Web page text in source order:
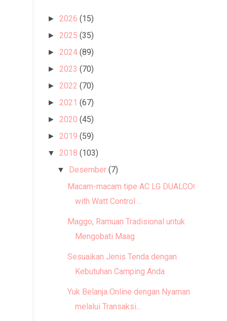
► 2026 (15)
► 2025 (35)
► 2024 (89)
► 2023 (70)
► 2022 (70)
► 2021 (67)
► 2020 (45)
► 2019 (59)
▼ 2018 (103)
▼ Desember (7)
Macam-macam tipe AC LG DUALCOOL
with Watt Control ...
Maggo, Ramuan Tradisional untuk
Mengobati Maag
Sesuaikan Jenis Tenda dengan
Kebutuhan Camping Anda
Yuk Belanja Online dengan Nyaman
melalui Transaksi...